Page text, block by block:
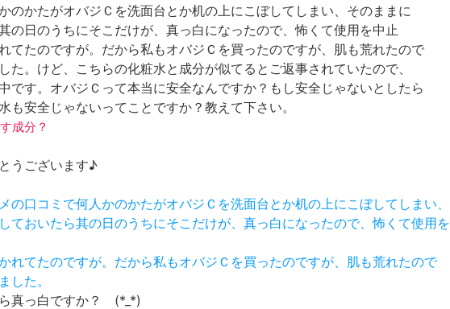
のかたがオバジＣを洗面台とか机の上にこぼしてしまい、そのままに
の日のうちにそこだけが、真っ白になったので、怖くて使用を中止
てたのですが。だから私もオバジＣを買ったのですが、肌も荒れたので
た。けど、こちらの化粧水と成分が似てるとご返事されていたので、
です。オバジＣって本当に安全なんですか？もし安全じゃないとしたら
も安全じゃないってことですか？教えて下さい。
成分？
うございます♪
の口コミで何人かのかたがオバジＣを洗面台とか机の上にこぼしてしまい、
ておいたら其の日のうちにそこだけが、真っ白になったので、怖くて使用を
れてたのですが。だから私もオバジＣを買ったのですが、肌も荒れたので
した。
真っ白ですか？ (*_*)